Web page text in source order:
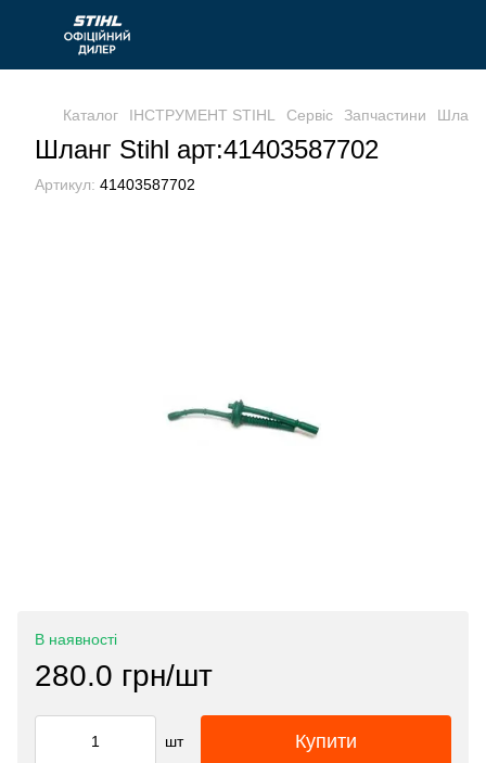
Каталог ІНСТРУМЕНТ STIHL Сервіс Запчастини Шланг
Шланг Stihl арт:41403587702
Артикул: 41403587702
В наявності
280.0 грн/шт
шт Купити